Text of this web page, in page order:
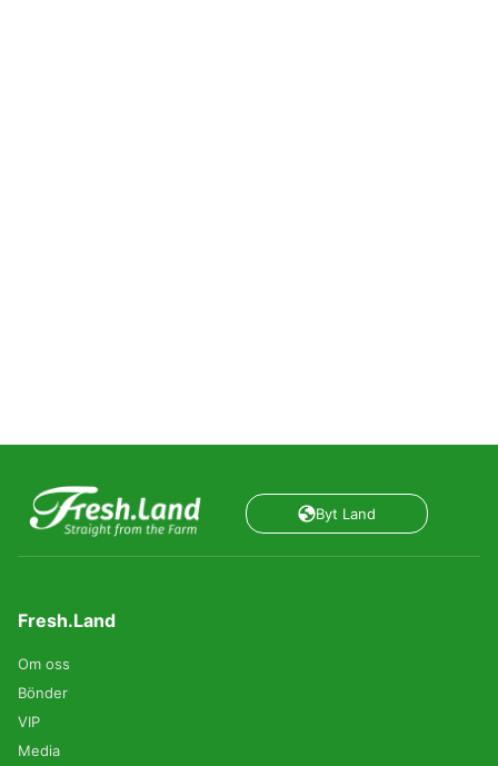
Byt Land
Fresh.Land
Om oss
Bönder
VIP
Media